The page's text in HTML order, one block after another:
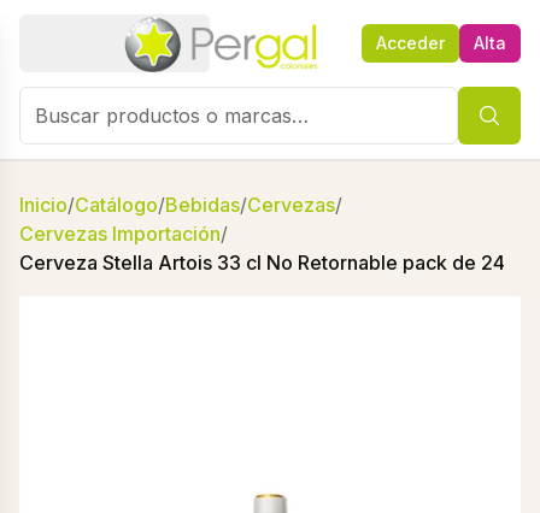
Acceder Alta
Inicio/Catálogo/Bebidas/Cervezas/
Cervezas Importación/
Cerveza Stella Artois 33 cl No Retornable pack de 24